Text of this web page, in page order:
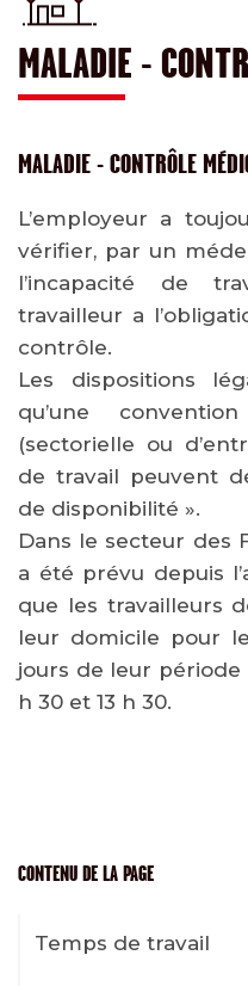
MALADIE -
MALADIE - CONTRÔLE
L’employeur a
vérifier, par un
l’incapacité de
travailleur a
contrôle.
Les dispositions
qu’une
(sectorielle ou
de travail peuvent
de disponibilité ».
Dans le secteur des
a été prévu depuis
que les travailleurs
leur domicile pour
jours de leur période
h 30 et 13 h 30.
CONTENU DE LA PAGE
Temps de travail